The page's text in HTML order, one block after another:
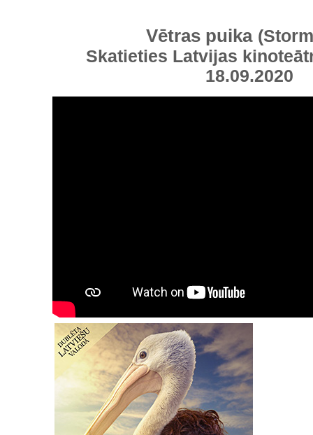
Vētras puika
Skatieties Latvijas
18.09.2020